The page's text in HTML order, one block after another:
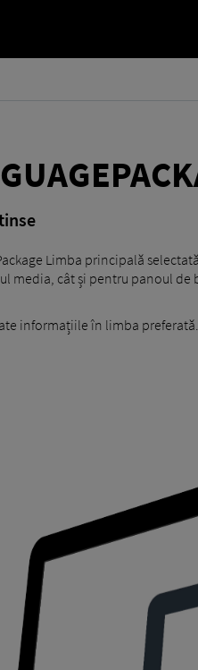
Limba principală
media, cât și pentru panoul de
informațiile în limba